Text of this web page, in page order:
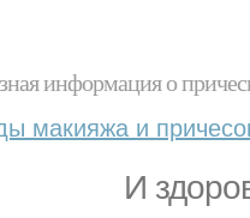
информация о
макияжа и
И